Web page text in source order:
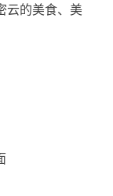
云的美食、美